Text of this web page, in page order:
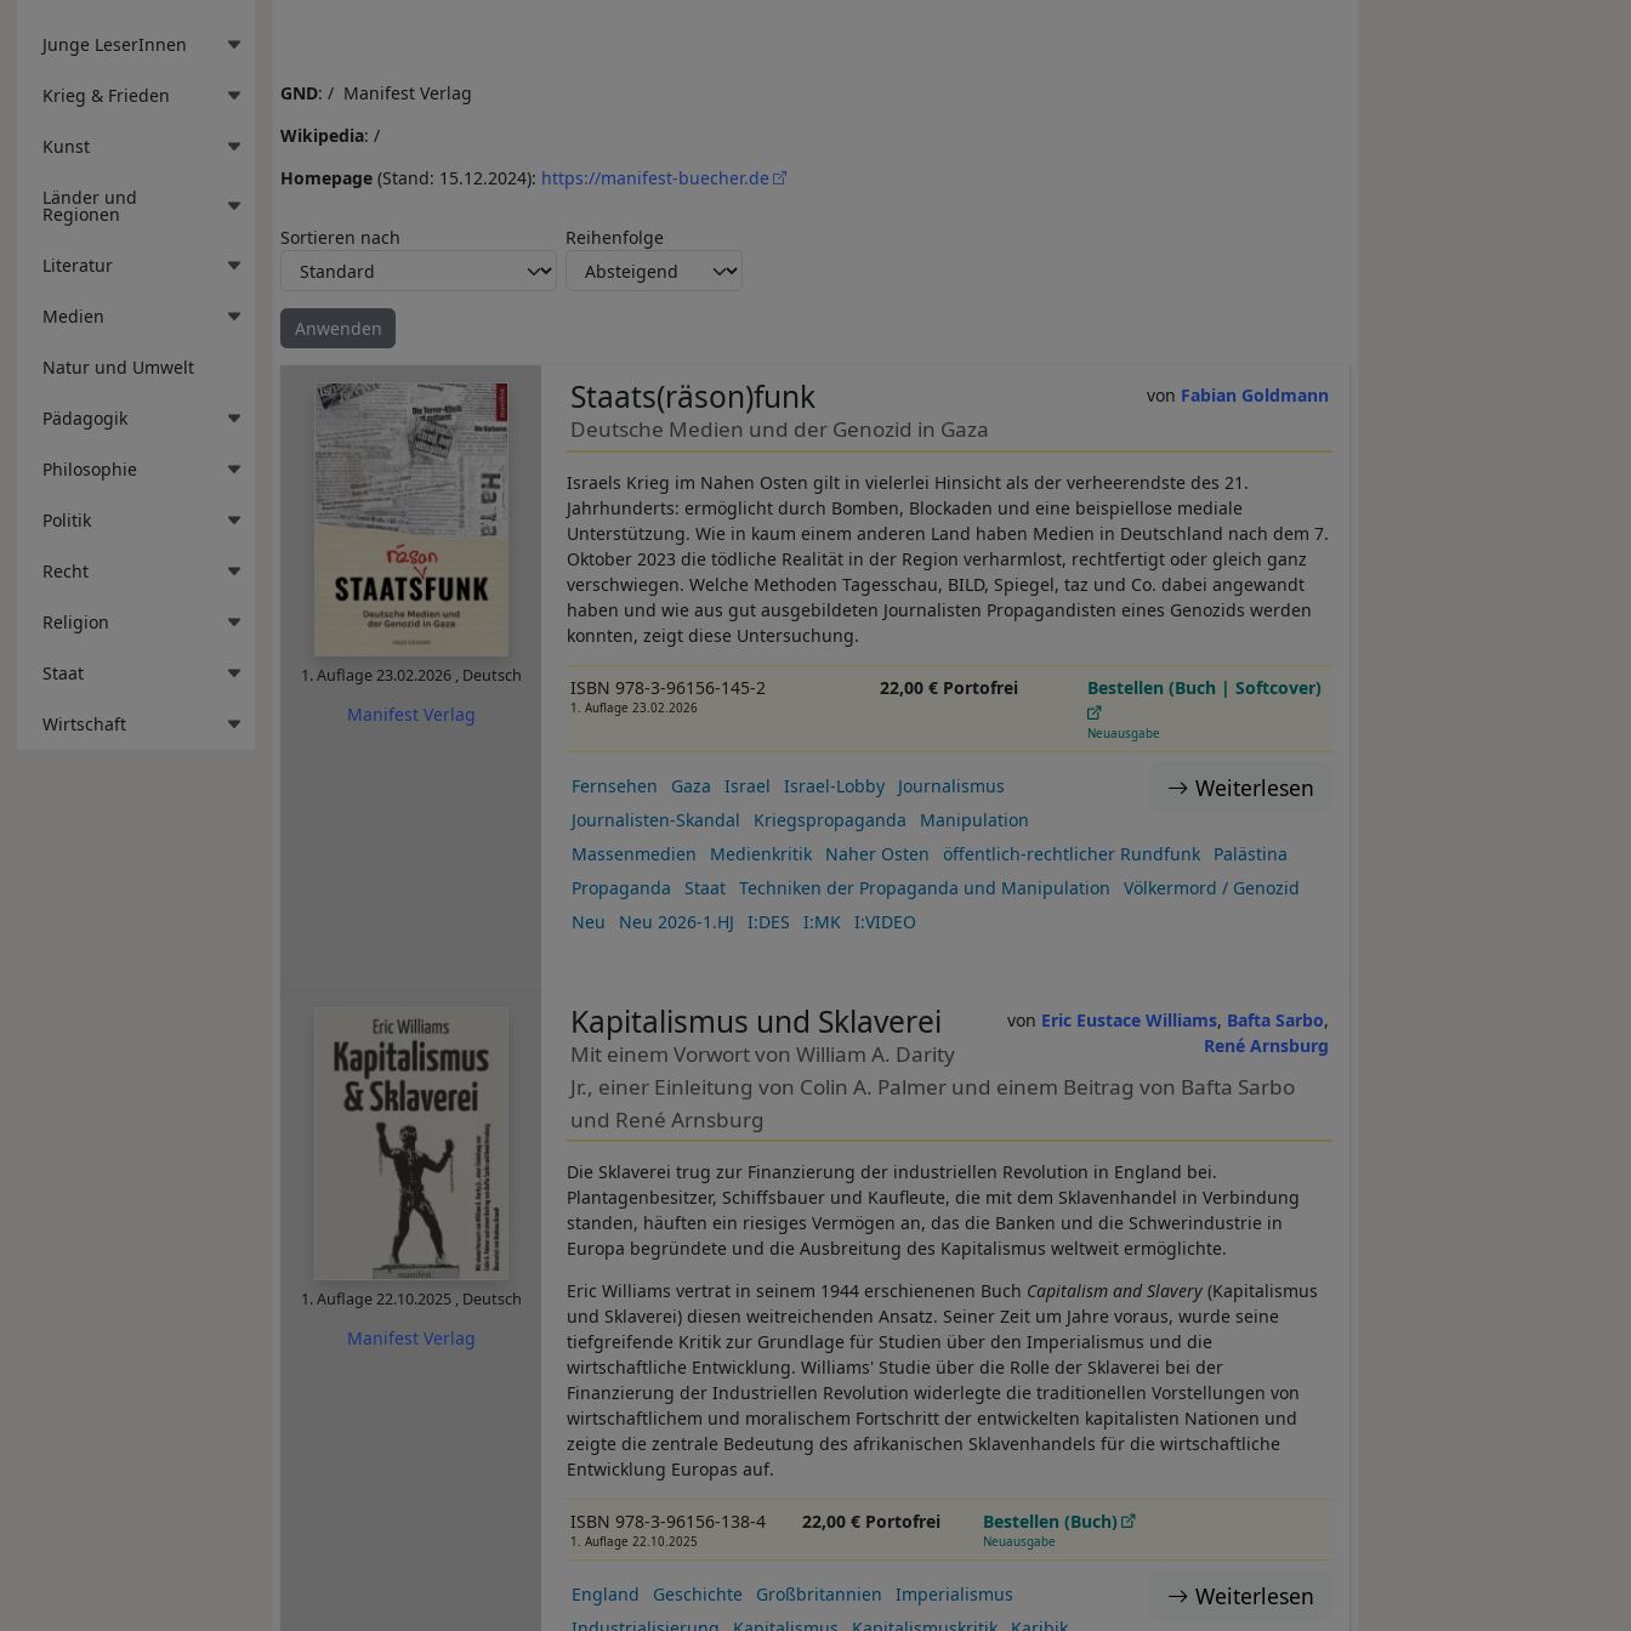
Junge LeserInnen
Krieg & Frieden
Kunst
Länder und
Regionen
Literatur
Medien
Natur und Umwelt
Pädagogik
Philosophie
Politik
Recht
Religion
Staat
Wirtschaft
GND: / Manifest Verlag
Wikipedia: /
Homepage (Stand: 15.12.2024): https://manifest-buecher.de
Sortieren nach Reihenfolge
1. Auflage23.02.2026 , Deutsch
Manifest Verlag
Fabian Goldmann
Staats(räson)funk
Deutsche Medien und der Genozid in Gaza
Israels Krieg im Nahen Osten gilt in vielerlei Hinsicht als der verheerendste des 21.
Jahrhunderts: ermöglicht durch Bomben, Blockaden und eine beispiellose mediale
Unterstützung. Wie in kaum einem anderen Land haben Medien in Deutschland nach dem 7.
Oktober 2023 die tödliche Realität in der Region verharmlost, rechtfertigt oder gleich ganz
verschwiegen. Welche Methoden Tagesschau, BILD, Spiegel, taz und Co. dabei angewandt
haben und wie aus gut ausgebildeten Journalisten Propagandisten eines Genozids werden
konnten, zeigt diese Untersuchung.
ISBN 978-3-96156-145-2
1. Auflage 23.02.2026
22,00 € Portofrei Bestellen (Buch | Softcover)
Neuausgabe
Weiterlesen
Fernsehen Gaza Israel Israel-Lobby
Journalismus
Journalisten-Skandal
Kriegspropaganda
Manipulation
Massenmedien
Medienkritik Naher Osten öffentlich-rechtlicher Rundfunk
Palästina
Propaganda
Staat Techniken der Propaganda und Manipulation
Völkermord / Genozid
Neu
Neu 2026-1.HJ I:DES I:MK I:VIDEO
1. Auflage22.10.2025 , Deutsch
Manifest Verlag
Eric Eustace Williams Bafta Sarbo
René Arnsburg
Kapitalismus und Sklaverei
Mit einem Vorwort von William A. Darity
Jr., einer Einleitung von Colin A. Palmer und einem Beitrag von Bafta Sarbo
und René Arnsburg
Die Sklaverei trug zur Finanzierung der industriellen Revolution in England bei.
Plantagenbesitzer, Schiffsbauer und Kaufleute, die mit dem Sklavenhandel in Verbindung
standen, häuften ein riesiges Vermögen an, das die Banken und die Schwerindustrie in
Europa begründete und die Ausbreitung des Kapitalismus weltweit ermöglichte.
Eric Williams vertrat in seinem 1944 erschienenen Buch Capitalism and Slavery (Kapitalismus
und Sklaverei) diesen weitreichenden Ansatz. Seiner Zeit um Jahre voraus, wurde seine
tiefgreifende Kritik zur Grundlage für Studien über den Imperialismus und die
wirtschaftliche Entwicklung. Williams' Studie über die Rolle der Sklaverei bei der
Finanzierung der Industriellen Revolution widerlegte die traditionellen Vorstellungen von
wirtschaftlichem und moralischem Fortschritt der entwickelten kapitalisten Nationen und
zeigte die zentrale Bedeutung des afrikanischen Sklavenhandels für die wirtschaftliche
Entwicklung Europas auf.
ISBN 978-3-96156-138-4
1. Auflage 22.10.2025
22,00 € Portofrei Bestellen (Buch)
Neuausgabe
Weiterlesen
England Geschichte Großbritannien
Imperialismus